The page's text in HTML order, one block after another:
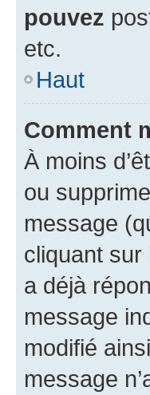
pouvez
etc.
Haut
Comment
À moins
ou
message
cliquant sur
a déjà
message
modifié
message